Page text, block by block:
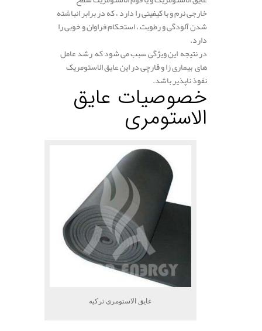
خارجی نرم و با کیفیتی را دارد ، که در برابر انباشته
شدن آلودگی و رطوبت ، استحکام فراوان و خوبی را
دارد.
در نتیجه این ویژگی سبب می شود که رشد عامل
های بیماری زا و قارچی در این عایق الاستومریک
نفوذ ناپذیر باشد.
خصوصیات عایق
الاستومری
عایق الاستومری ترکیه